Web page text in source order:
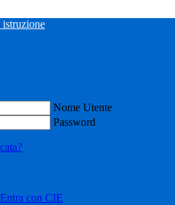
Nome Utente
Password
Entra con CIE